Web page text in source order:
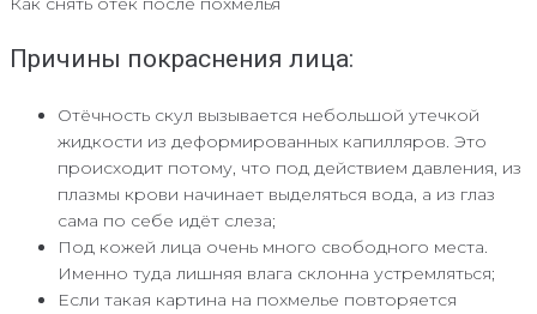
Причины покраснения лица:
Отёчность скул вызывается небольшой утечкой
жидкости из деформированных капилляров. Это
происходит потому, что под действием давления, из
плазмы крови начинает выделяться вода, а из глаз
сама по себе идёт слеза;
Под кожей лица очень много свободного места.
Именно туда лишняя влага склонна устремляться;
Если такая картина на похмелье повторяется